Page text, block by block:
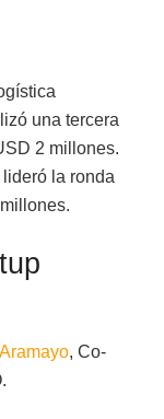
una tercera
2 millones.
lideró la ronda
, Co-